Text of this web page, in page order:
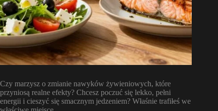
Czy marzysz o zmianie nawyków żywieniowych, które
przyniosą realne efekty? Chcesz poczuć się lekko, pełni
energii i cieszyć się smacznym jedzeniem? Właśnie trafiłeś we